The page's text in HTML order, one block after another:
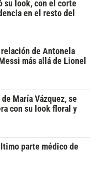
su look, con el corte
en el resto del
de Antonela
más allá de Lionel
María Vázquez, se
con su look floral y
parte médico de